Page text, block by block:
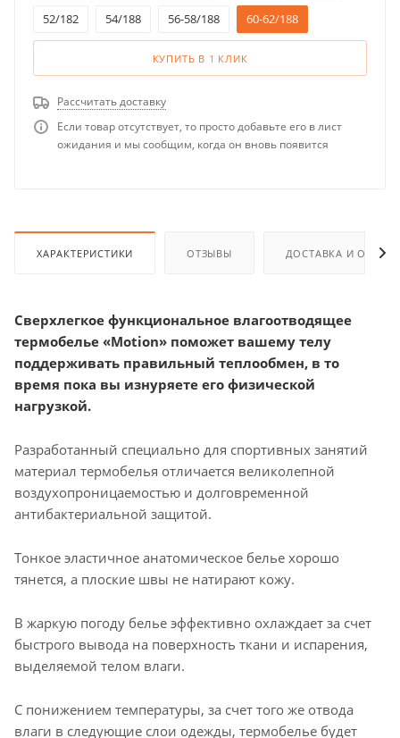
52/182 54/188 56-58/188 60-62/188
КУПИТЬ В 1 КЛИК
Рассчитать доставку
Если товар отсутствует, то просто добавьте его в лист
ожидания и мы сообщим, когда он вновь появится
ХАРАКТЕРИСТИКИ ОТЗЫВЫ ДОСТАВКА И
Сверхлегкое функциональное влагоотводящее
термобелье «Motion» поможет вашему телу
поддерживать правильный теплообмен, в то
время пока вы изнуряете его физической
нагрузкой.
Разработанный специально для спортивных занятий
материал термобелья отличается великолепной
воздухопроницаемостью и долговременной
антибактериальной защитой.
Тонкое эластичное анатомическое белье хорошо
тянется, а плоские швы не натирают кожу.
В жаркую погоду белье эффективно охлаждает за счет
быстрого вывода на поверхность ткани и испарения,
выделяемой телом влаги.
С понижением температуры, за счет того же отвода
влаги в следующие слои одежды, термобелье будет